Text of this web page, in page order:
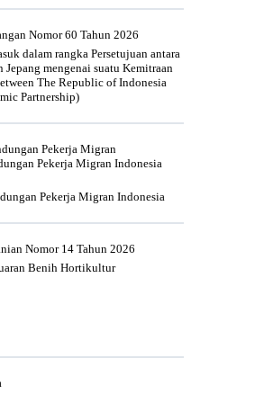
Nomor 60 Tahun 2026
dalam rangka Persetujuan antara
mengenai suatu Kemitraan
The Republic of Indonesia
Partnership)
Pekerja Migran
Pekerja Migran Indonesia
Pekerja Migran Indonesia
Nomor 14 Tahun 2026
Benih Hortikultur